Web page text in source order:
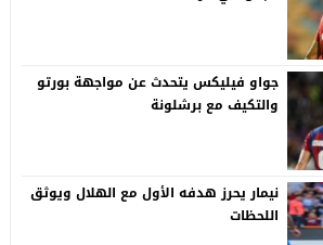
جواو فيليكس يتحدث عن مواجهة بورتو
والتكيف مع برشلونة
نيمار يحرز هدفه الأول مع الهلال ويوثق
اللحظات